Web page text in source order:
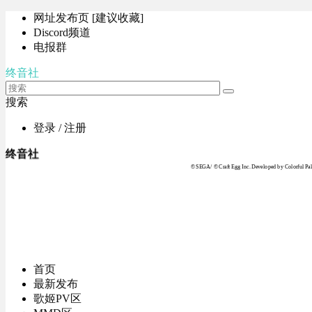
网址发布页 [建议收藏]
Discord频道
电报群
终音社
搜索
登录 / 注册
终音社
© SEGA / © Craft Egg Inc. Developed by Colorful
首页
最新发布
歌姬PV区